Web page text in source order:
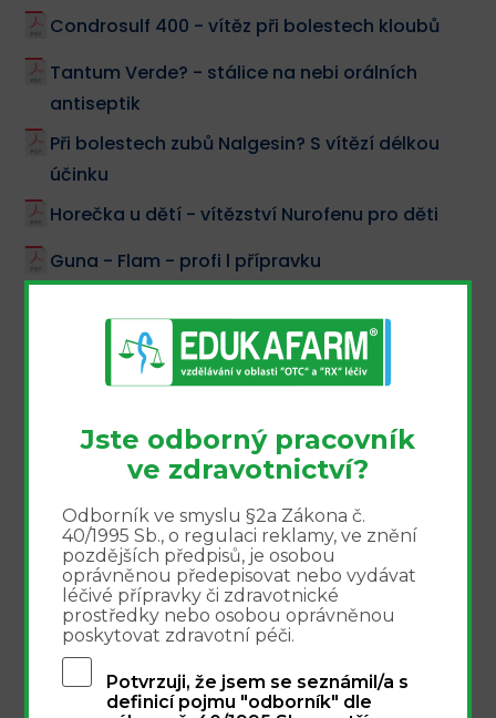
Condrosulf 400 - vítěz při bolestech kloubů
Tantum Verde? - stálice na nebi orálních
antiseptik
Při bolestech zubů Nalgesin? S vítězí délkou
účinku
Horečka u dětí - vítězství Nurofenu pro děti
Guna - Flam - profi l přípravku
Bolest a horečka u dětí
Význam železa
Femibion Železo Ferrochel - profi l přípravku
a vakcíny v prevenci chřipkového syndromu v
dětském věku
Jste odborný pracovník
ve zdravotnictví?
Odborník ve smyslu §2a Zákona č.
40/1995 Sb., o regulaci reklamy, ve znění
pozdějších předpisů, je osobou
oprávněnou předepisovat nebo vydávat
léčivé přípravky či zdravotnické
prostředky nebo osobou oprávněnou
poskytovat zdravotní péči.
Potvrzuji, že jsem se seznámil/a s
definicí pojmu "odborník" dle